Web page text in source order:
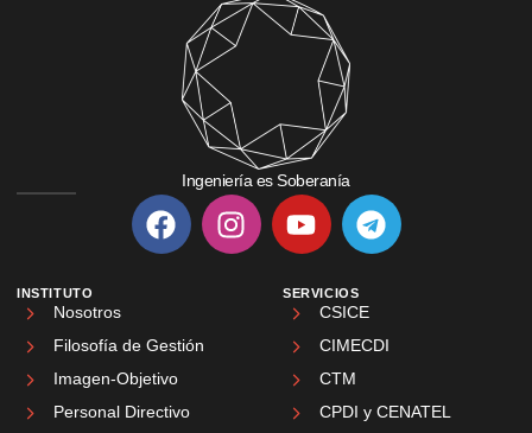
Ingeniería es Soberanía
INSTITUTO
Nosotros
Filosofía de Gestión
Imagen-Objetivo
Personal Directivo
SERVICIOS
CSICE
CIMECDI
CTM
CPDI y CENATEL